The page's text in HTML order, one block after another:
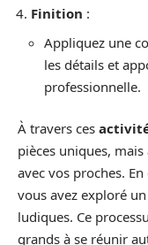
Finition :
Appliquez une
les détails et
professionnelle.
À travers ces
pièces uniques,
avec vos proches.
vous avez exploré
ludiques. Ce
grands à se réunir